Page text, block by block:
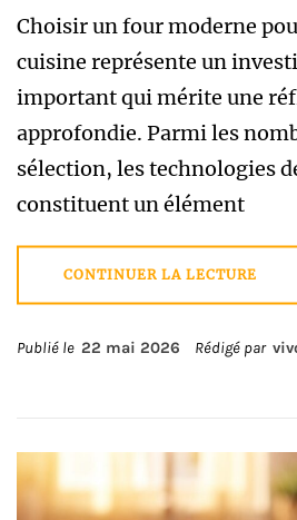
Choisir un four moderne
cuisine représente un
important qui mérite une
approfondie. Parmi les
sélection, les technologies
constituent un élément
CONTINUER LA LECTURE
Publié le 22 mai 2026 Rédigé par